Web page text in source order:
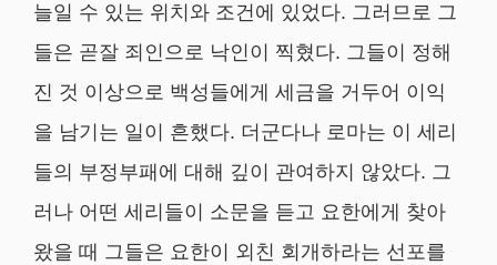
늘일 수 있는 위치와 조건에 있었다. 그러므로 그
들은 곧잘 죄인으로 낙인이 찍혔다. 그들이 정해
진 것 이상으로 백성들에게 세금을 거두어 이익
을 남기는 일이 흔했다. 더군다나 로마는 이 세리
들의 부정부패에 대해 깊이 관여하지 않았다. 그
러나 어떤 세리들이 소문을 듣고 요한에게 찾아
왔을 때 그들은 요한이 외친 회개하라는 선포를